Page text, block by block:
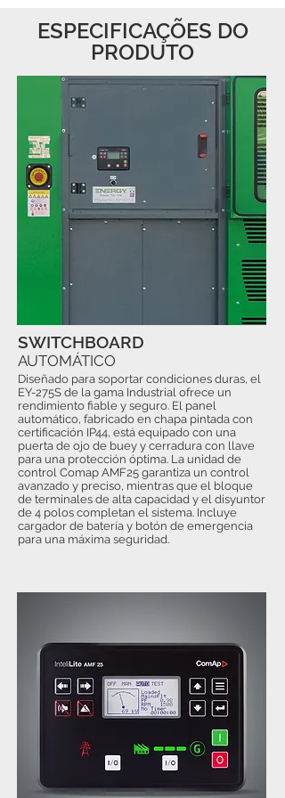
ESPECIFICAÇÕES DO
PRODUTO
Diseñado para soportar condiciones duras, el
EY-275S de la gama Industrial ofrece un
rendimiento fiable y seguro. El panel
automático, fabricado en chapa pintada con
certificación IP44, está equipado con una
puerta de ojo de buey y cerradura con llave
para una protección óptima. La unidad de
control Comap AMF25 garantiza un control
avanzado y preciso, mientras que el bloque
de terminales de alta capacidad y el disyuntor
de 4 polos completan el sistema. Incluye
cargador de batería y botón de emergencia
para una máxima seguridad.
SWITCHBOARD
AUTOMÁTICO